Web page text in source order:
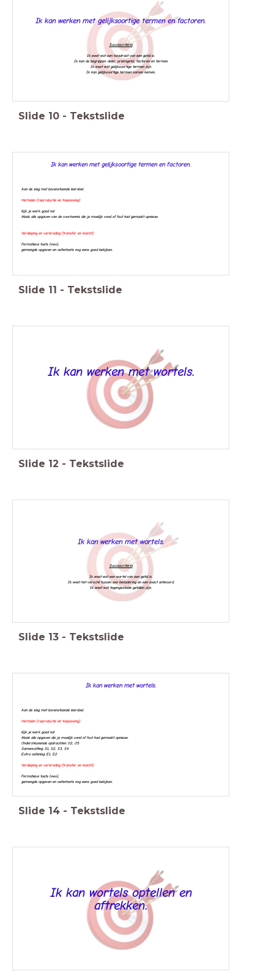
Ik kan werken met gelijksoortige termen en factoren.
Succescriteria
Ik weet wat een kwadraat van een getal is.
Ik ken de begrippen: deler, priemgetal, factoren en termen.
Ik weet wat gelijksoortige termen zijn.
Ik kan gelijksoortige termen samen nemen.
Slide 10 - Tekstslide
Ik kan werken met gelijksoortige termen en factoren.
Aan de slag met bovenstaande leerdoel.
Herhalen (reproductie en toepassing)
Kijk je werk goed na!
Maak alle opgaven van de voorkennis die je moeilijk vond of fout had gemaakt opnieuw.
Verdieping en verbreding (transfer en inzicht)
Formatieve toets (vwo),
gemengde opgaven en oefentoets nog eens goed bekijken.
Slide 11 - Tekstslide
Ik kan werken met wortels.
Slide 12 - Tekstslide
Ik kan werken met wortels.
Succescriteria
Ik weet wat een wortel van een getal is.
Ik weet het verschil tussen een benadering en een exact antwoord.
Ik weet wat tegengestelde getallen zijn.
Slide 13 - Tekstslide
Ik kan werken met wortels.
Aan de slag met bovenstaande leerdoel.
Herhalen (reproductie en toepassing)
Kijk je werk goed na!
Maak alle opgaven die je moeilijk vond of fout had gemaakt opnieuw.
Ondersteunende opdrachten: 02, O5
Samenvatting: S1, S2, S3, S4
Extra oefening: E1, E2
Verdieping en verbreding (transfer en inzicht)
Formatieve toets (vwo),
gemengde opgaven en oefentoets nog eens goed bekijken.
Slide 14 - Tekstslide
Ik kan wortels optellen en
aftrekken.